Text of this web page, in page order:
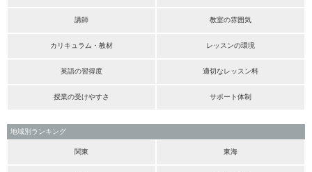
講師 教室の雰囲気
カリキュラム・教材 レッスンの環境
英語の習得度 適切なレッスン料
授業の受けやすさ サポート体制
地域別ランキング
関東 東海